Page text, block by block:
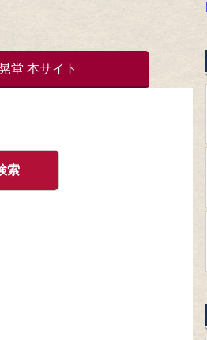
堂 本サイト
索